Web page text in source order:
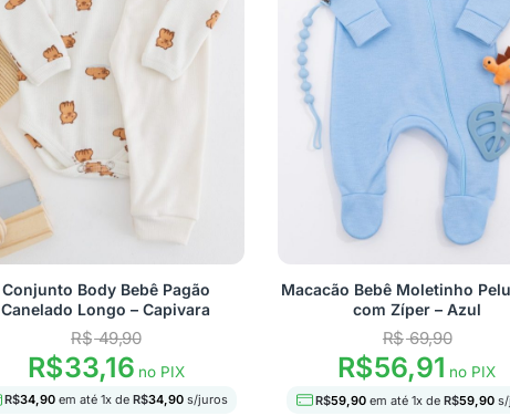
Conjunto Body Bebê Pagão
Canelado Longo – Capivara
R$49,90
R$33,16no PIX
R$34,90 em até 1x de R$34,90s/juros
Macacão Bebê Moletinho
com Zíper – Azul
R$69,90
R$56,91 no PIX
R$59,90 em até 1x de R$59,90s/